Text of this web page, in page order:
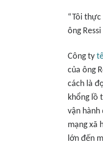
“Tôi
ông
Công ty
của ông
cách là
khổng lồ
vận hành
mạng xã
lớn đến